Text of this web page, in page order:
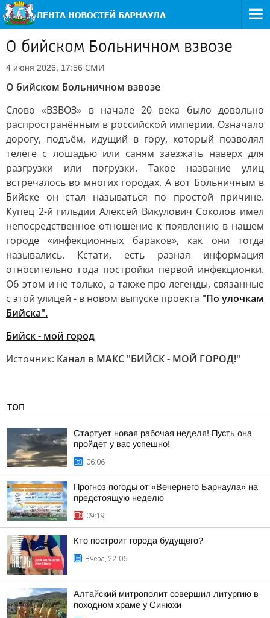
О бийском Больничном взвозе
4 июня 2026, 17:56 СМИ
О бийском Больничном взвозе
Слово «ВЗВОЗ» в начале 20 века было довольно
распространённым в российской империи. Означало
дорогу, подъём, идущий в гору, который позволял
телеге с лошадью или саням заезжать наверх для
разгрузки или погрузки. Такое название улиц
встречалось во многих городах. А вот Больничным в
Бийске он стал называться по простой причине.
Купец 2-й гильдии Алексей Викулович Соколов имел
непосредственное отношение к появлению в нашем
городе «инфекционных бараков», как они тогда
назывались. Кстати, есть разная информация
относительно года постройки первой инфекционки.
Об этом и не только, а также про легенды, связанные
с этой улицей - в новом выпуске проекта "По улочкам
Бийска".
Бийск - мой город
Источник: Канал в МАКС "БИЙСК - МОЙ ГОРОД!"
ТОП
Стартует новая рабочая неделя! Пусть она
пройдет у вас успешно!
06:06
Прогноз погоды от «Вечернего Барнаула» на
предстоящую неделю
09:19
Кто построит города будущего?
Вчера, 22:06
Алтайский митрополит совершил литургию в
походном храме у Синюхи